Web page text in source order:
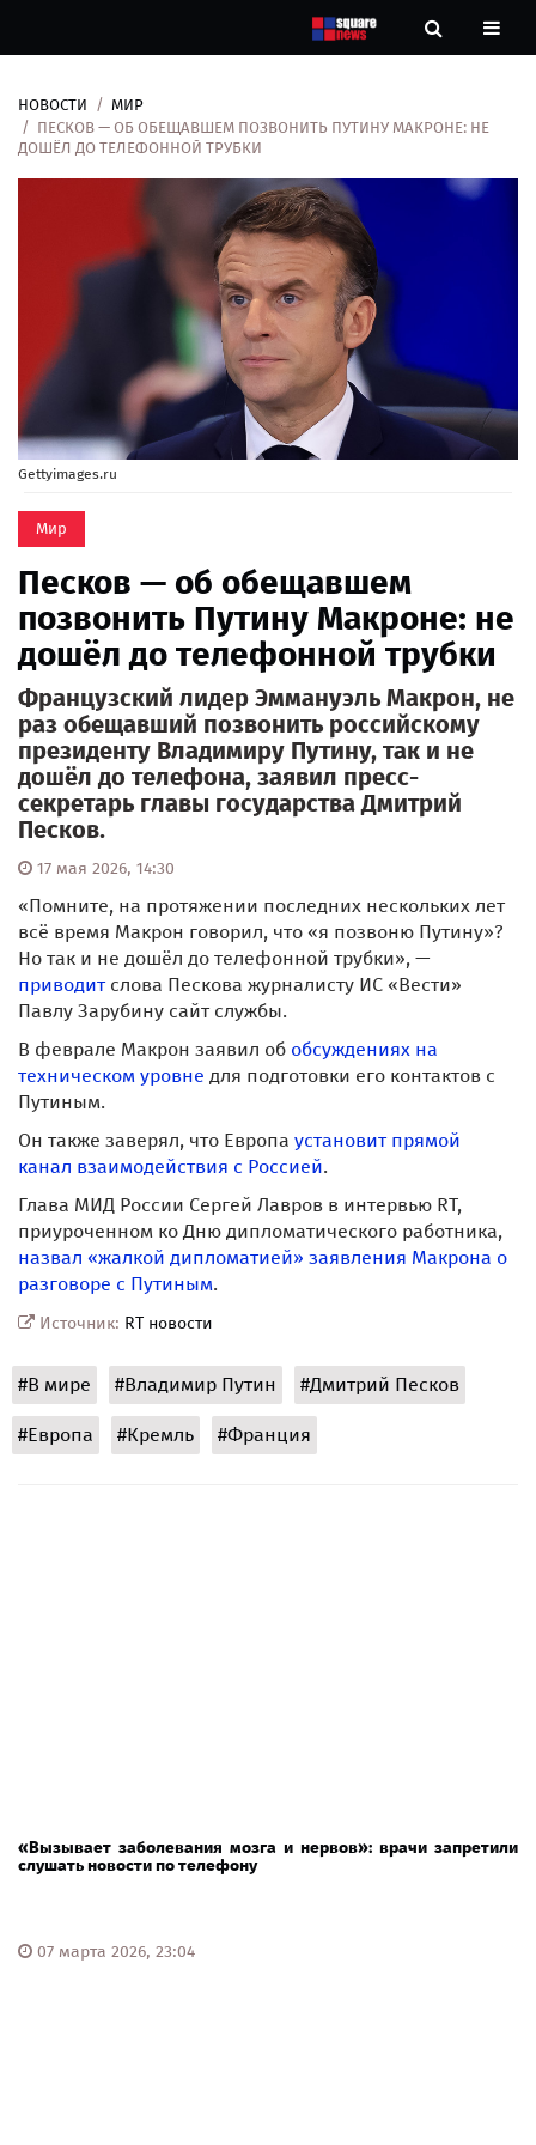
Новости
Рубрики
НОВОСТИ
МИР
ПЕСКОВ — ОБ ОБЕЩАВШЕМ ПОЗВОНИТЬ ПУТИНУ МАКРОНЕ: НЕ
ДОШЁЛ ДО ТЕЛЕФОННОЙ ТРУБКИ
Gettyimages.ru
Мир
Песков — об обещавшем
позвонить Путину Макроне: не
дошёл до телефонной трубки
Французский лидер Эммануэль Макрон, не
раз обещавший позвонить российскому
президенту Владимиру Путину, так и не
дошёл до телефона, заявил пресс-
секретарь главы государства Дмитрий
Песков.
17 мая 2026, 14:30
«Помните, на протяжении последних нескольких лет
всё время Макрон говорил, что «я позвоню Путину»?
Но так и не дошёл до телефонной трубки», —
приводитслова Пескова журналисту ИС «Вести»
Павлу Зарубину сайт службы.
В феврале Макрон заявил об обсуждениях на
техническом уровне для подготовки его контактов с
Путиным.
Он также заверял, что Европа установит прямой
канал взаимодействия с Россией.
Глава МИД России Сергей Лавров в интервью RT,
приуроченном ко Дню дипломатического работника,
назвал «жалкой дипломатией» заявления Макрона о
разговоре с Путиным.
Источник: RT новости
#В мире #Владимир Путин #Дмитрий Песков
#Европа #Кремль #Франция
«Вызывает заболевания мозга и нервов»: врачи запретили
слушать новости по телефону
07 марта 2026, 23:04